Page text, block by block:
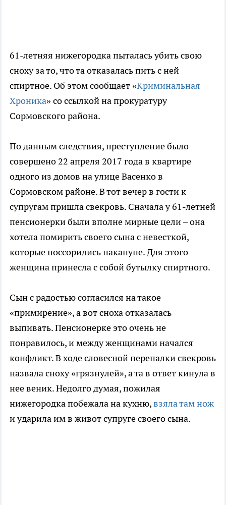
61-летняя нижегородка пыталась убить свою
сноху за то, что та отказалась пить с ней
спиртное. Об этом сообщает «Криминальная
Хроника» со ссылкой на прокуратуру
Сормовского района.
По данным следствия, преступление было
совершено 22 апреля 2017 года в квартире
одного из домов на улице Васенко в
Сормовском районе. В тот вечер в гости к
супругам пришла свекровь. Сначала у 61-летней
пенсионерки были вполне мирные цели – она
хотела помирить своего сына с невесткой,
которые поссорились накануне. Для этого
женщина принесла с собой бутылку спиртного.
Сын с радостью согласился на такое
«примирение», а вот сноха отказалась
выпивать. Пенсионерке это очень не
понравилось, и между женщинами начался
конфликт. В ходе словесной перепалки свекровь
назвала сноху «грязнулей», а та в ответ кинула в
нее веник. Недолго думая, пожилая
нижегородка побежала на кухню,взяла там нож
и ударила им в живот супруге своего сына.